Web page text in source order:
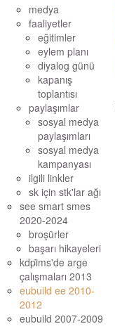
medya
faaliyetler
eğitimler
eylem planı
diyalog günü
kapanış
toplantısı
paylaşımlar
sosyal medya
paylaşımları
sosyal medya
kampanyası
ilgili linkler
sk için stk'lar ağı
see smart smes
2020-2024
broşürler
başarı hikayeleri
kdpi̇ms'de arge ç
alışmaları 2013
eubuild ee 2010-
2012
eubuild 2007-2009